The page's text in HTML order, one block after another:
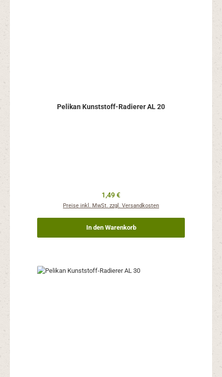
Pelikan Kunststoff-Radierer AL 20
Regulärer Preis:
1,49 €
Preise inkl. MwSt. zzgl. Versandkosten
In den Warenkorb